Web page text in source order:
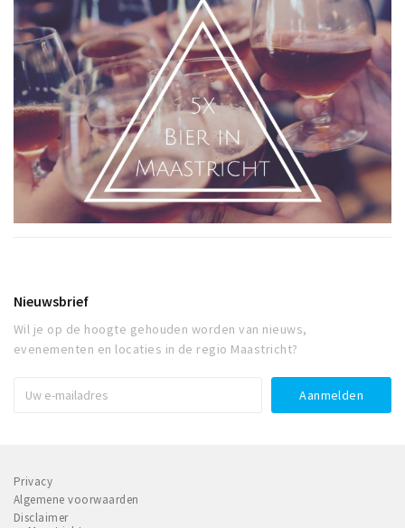
Nieuwsbrief
Wil je op de hoogte gehouden worden van nieuws,
evenementen en locaties in de regio Maastricht?
Privacy
Algemene voorwaarden
Disclaimer